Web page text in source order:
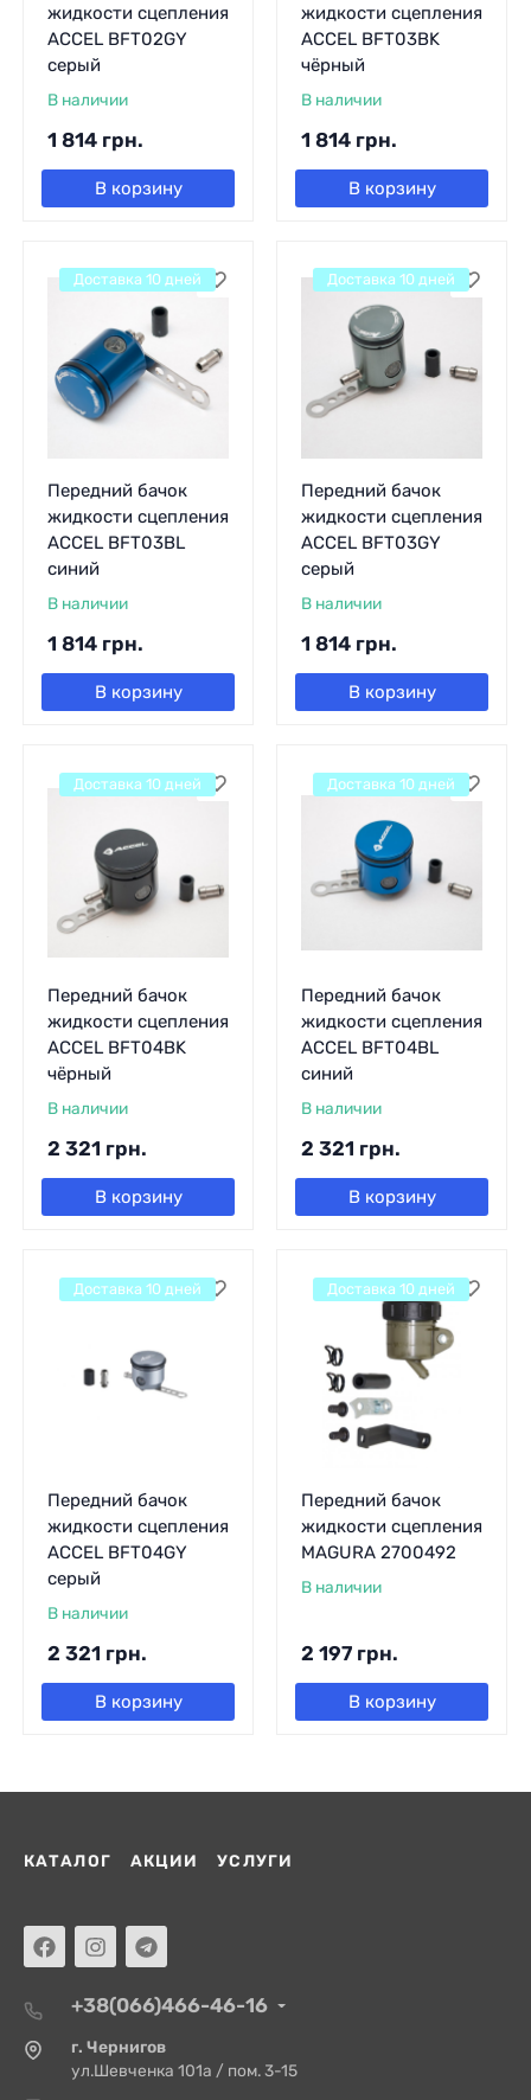
жидкости сцепления
ACCEL BFT02GY
серый
В наличии
1 814 грн.
В корзину
жидкости сцепления
ACCEL BFT03BK
чёрный
В наличии
1 814 грн.
В корзину
Передний бачок
жидкости сцепления
ACCEL BFT03BL
синий
В наличии
1 814 грн.
В корзину
Доставка 10 дней
Передний бачок
жидкости сцепления
ACCEL BFT03GY
серый
В наличии
1 814 грн.
В корзину
Доставка 10 дней
Передний бачок
жидкости сцепления
ACCEL BFT04BK
чёрный
В наличии
2 321 грн.
В корзину
Доставка 10 дней
Передний бачок
жидкости сцепления
ACCEL BFT04BL
синий
В наличии
2 321 грн.
В корзину
Доставка 10 дней
Передний бачок
жидкости сцепления
ACCEL BFT04GY
серый
В наличии
2 321 грн.
В корзину
Доставка 10 дней
Передний бачок
жидкости сцепления
MAGURA 2700492
В наличии
2 197 грн.
В корзину
Доставка 10 дней
КАТАЛОГ АКЦИИ УСЛУГИ
+38(066)466-46-16
г. Чернигов
ул.Шевченка 101а / пом. 3-15